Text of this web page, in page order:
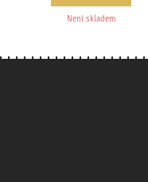
Není skladem